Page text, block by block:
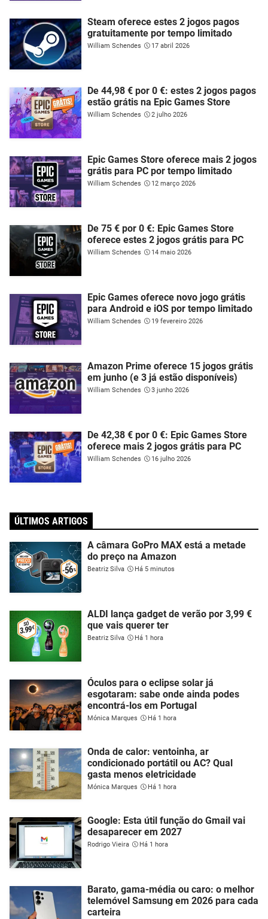
Steam oferece estes 2 jogos pagos
gratuitamente por tempo limitado
William Schendes 17 abril 2026
De 44,98 € por 0 €: estes 2 jogos pagos
estão grátis na Epic Games Store
William Schendes 2 julho 2026
Epic Games Store oferece mais 2 jogos
grátis para PC por tempo limitado
William Schendes 12 março 2026
De 75 € por 0 €: Epic Games Store
oferece estes 2 jogos grátis para PC
William Schendes 14 maio 2026
Epic Games oferece novo jogo grátis
para Android e iOS por tempo limitado
William Schendes 19 fevereiro 2026
Amazon Prime oferece 15 jogos grátis
em junho (e 3 já estão disponíveis)
William Schendes 3 junho 2026
De 42,38 € por 0 €: Epic Games Store
oferece mais 2 jogos grátis para PC
William Schendes 16 julho 2026
ÚLTIMOS ARTIGOS
A câmara GoPro MAX está a metade
do preço na Amazon
Beatriz Silva Há 5 minutos
ALDI lança gadget de verão por 3,99 €
que vais querer ter
Beatriz Silva Há 1 hora
Óculos para o eclipse solar já
esgotaram: sabe onde ainda podes
encontrá-los em Portugal
Mónica Marques Há 1 hora
Onda de calor: ventoinha, ar
condicionado portátil ou AC? Qual
gasta menos eletricidade
Mónica Marques Há 1 hora
Google: Esta útil função do Gmail vai
desaparecer em 2027
Rodrigo Vieira Há 1 hora
Barato, gama-média ou caro: o melhor
telemóvel Samsung em 2026 para cada
carteira